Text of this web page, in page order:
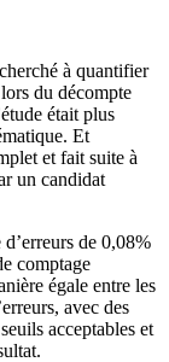
à quantifier
du décompte
était plus
Et
et fait suite à
un candidat
de 0,08%
comptage
égale entre les
avec des
acceptables et